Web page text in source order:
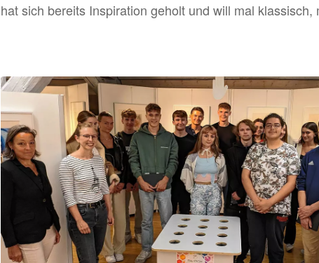
hat sich bereits Inspiration geholt und will mal